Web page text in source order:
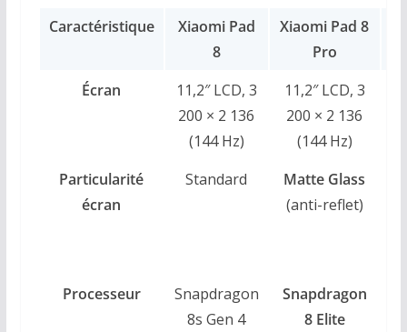
Caractéristique
Xiaomi Pad
8
Xiaomi Pad 8
Pro
Écran
11,2″ LCD, 3
200 × 2 136
(144 Hz)
11,2″ LCD, 3
200 × 2 136
(144 Hz)
Particularité
écran
Standard
Matte Glass
(anti-reflet)
Processeur
Snapdragon
8s Gen 4
Snapdragon
8 Elite